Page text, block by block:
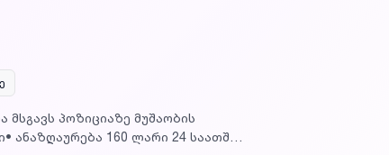
პოზიციაზე მუშაობის
ანაზღაურება 160 ლარი 24 საათში•